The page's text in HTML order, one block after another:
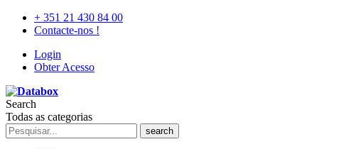
+ 351 21 430 84 00
Contacte-nos !
Login
Obter Acesso
Search
Todas as categorias
search